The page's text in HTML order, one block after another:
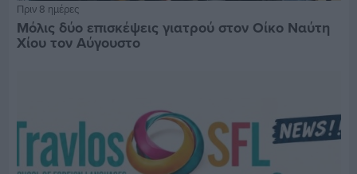
Πριν 8 ημέρες
Μόλις δύο επισκέψεις γιατρού στον Οίκο Ναύτη
Χίου τον Αύγουστο